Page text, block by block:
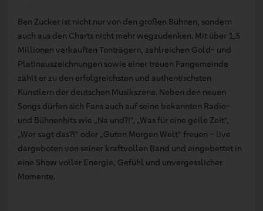
Ben Zucker ist nicht nur von den großen Bühnen, sondern
auch aus den Charts nicht mehr wegzudenken. Mit über 1,5
Millionen verkauften Tonträgern, zahlreichen Gold- und
Platinauszeichnungen sowie einer treuen Fangemeinde
zählt er zu den erfolgreichsten und authentischsten
Künstlern der deutschen Musikszene. Neben den neuen
Songs dürfen sich Fans auch auf seine bekannten Radio-
und Bühnenhits wie „Na und?!“, „Was für eine geile Zeit“,
„Wer sagt das?!“ oder „Guten Morgen Welt“ freuen – live
dargeboten von seiner kraftvollen Band und eingebettet in
eine Show voller Energie, Gefühl und unvergesslicher
Momente.